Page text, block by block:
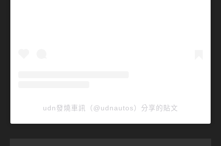
udn發燒車訊（@udnautos）分享的貼文